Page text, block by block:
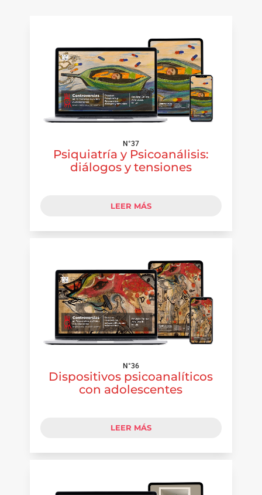
N°37
Psiquiatría y Psicoanálisis:
diálogos y tensiones
LEER MÁS
N°36
Dispositivos psicoanalíticos
con adolescentes
LEER MÁS